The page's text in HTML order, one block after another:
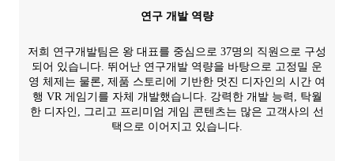
연구 개발 역량
저희 연구개발팀은 왕 대표를 중심으로 37명의 직원으로 구성
되어 있습니다. 뛰어난 연구개발 역량을 바탕으로 고정밀 운
영 체제는 물론, 제품 스토리에 기반한 멋진 디자인의 시간 여
행 VR 게임기를 자체 개발했습니다. 강력한 개발 능력, 탁월
한 디자인, 그리고 프리미엄 게임 콘텐츠는 많은 고객사의 선
택으로 이어지고 있습니다.